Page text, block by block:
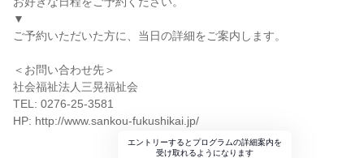
▼
ご予約いただいた方に、当日の詳細をご案内します。
＜お問い合わせ先＞
社会福祉法人三晃福祉会
TEL: 0276-25-3581
HP: http://www.sankou-fukushikai.jp/
エントリーするとプログラムの詳細案内を
受け取れるようになります